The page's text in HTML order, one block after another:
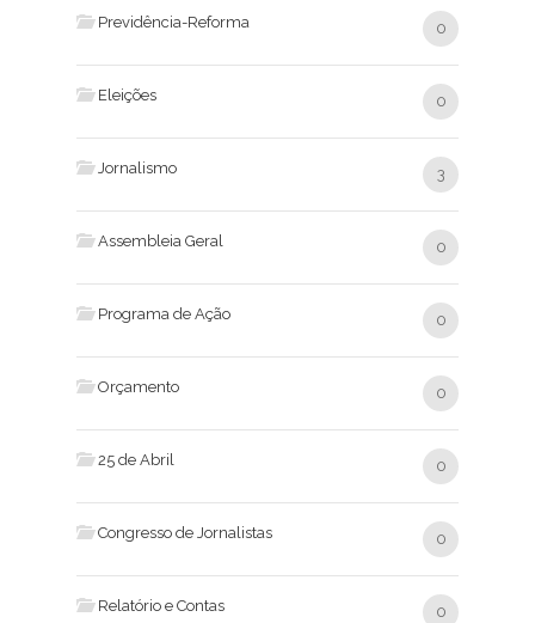
Previdência-Reforma 0
Eleições 0
Jornalismo 3
Assembleia Geral 0
Programa de Ação 0
Orçamento 0
25 de Abril 0
Congresso de Jornalistas 0
Relatório e Contas 0